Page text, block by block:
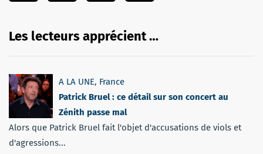
Les lecteurs apprécient …
A LA UNE, France
Patrick Bruel : ce détail sur son concert au
Zénith passe mal
Alors que Patrick Bruel fait l'objet d'accusations de viols et
d'agressions...